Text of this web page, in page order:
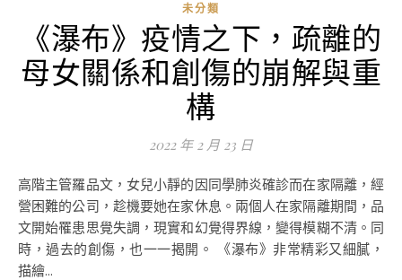
未分類
《瀑布》疫情之下，疏離的
母女關係和創傷的崩解與重
構
2022 年 2 月 23 日
高階主管羅品文，女兒小靜的因同學肺炎確診而在家隔離，經
營困難的公司，趁機要她在家休息。兩個人在家隔離期間，品
文開始罹患思覺失調，現實和幻覺得界線，變得模糊不清。同
時，過去的創傷，也一一揭開。 《瀑布》非常精彩又細膩，
描繪...